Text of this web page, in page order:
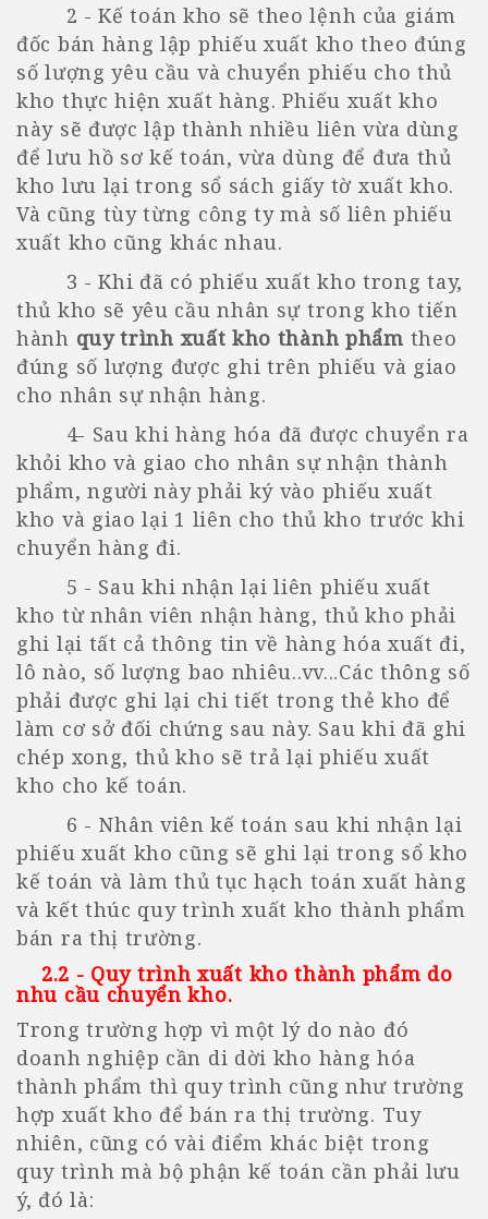
2 - Kế toán kho sẽ theo lệnh của giám
đốc bán hàng lập phiếu xuất kho theo đúng
số lượng yêu cầu và chuyển phiếu cho thủ
kho thực hiện xuất hàng. Phiếu xuất kho
này sẽ được lập thành nhiều liên vừa dùng
để lưu hồ sơ kế toán, vừa dùng để đưa thủ
kho lưu lại trong sổ sách giấy tờ xuất kho.
Và cũng tùy từng công ty mà số liên phiếu
xuất kho cũng khác nhau.
3 - Khi đã có phiếu xuất kho trong tay,
thủ kho sẽ yêu cầu nhân sự trong kho tiến
hành quy trình xuất kho thành phẩm theo
đúng số lượng được ghi trên phiếu và giao
cho nhân sự nhận hàng.
4- Sau khi hàng hóa đã được chuyển ra
khỏi kho và giao cho nhân sự nhận thành
phẩm, người này phải ký vào phiếu xuất
kho và giao lại 1 liên cho thủ kho trước khi
chuyển hàng đi.
5 - Sau khi nhận lại liên phiếu xuất
kho từ nhân viên nhận hàng, thủ kho phải
ghi lại tất cả thông tin về hàng hóa xuất đi,
lô nào, số lượng bao nhiêu..vv...Các thông số
phải được ghi lại chi tiết trong thẻ kho để
làm cơ sở đối chứng sau này. Sau khi đã ghi
chép xong, thủ kho sẽ trả lại phiếu xuất
kho cho kế toán.
6 - Nhân viên kế toán sau khi nhận lại
phiếu xuất kho cũng sẽ ghi lại trong sổ kho
kế toán và làm thủ tục hạch toán xuất hàng
và kết thúc quy trình xuất kho thành phẩm
bán ra thị trường.
2.2 - Quy trình xuất kho thành phẩm do
nhu cầu chuyển kho.
Trong trường hợp vì một lý do nào đó
doanh nghiệp cần di dời kho hàng hóa
thành phẩm thì quy trình cũng như trường
hợp xuất kho để bán ra thị trường. Tuy
nhiên, cũng có vài điểm khác biệt trong
quy trình mà bộ phận kế toán cần phải lưu
ý, đó là: